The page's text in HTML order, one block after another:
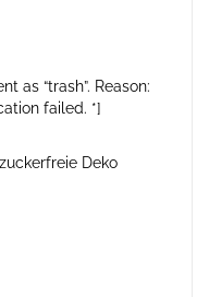
as “trash”. Reason:
failed. *]
Deko